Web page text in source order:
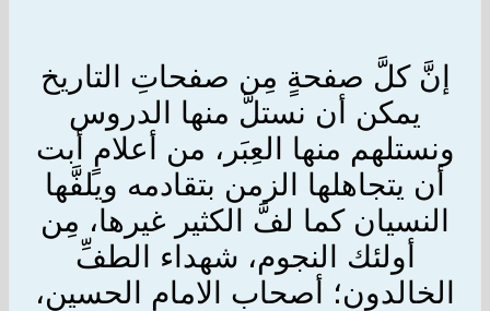
إنَّ كلَّ صفحةٍ مِن صفحاتِ التاريخ
يمكن أن نستلَّ منها الدروس
ونستلهم منها العِبَر، من أعلامٍ أبت
أن يتجاهلها الزمن بتقادمه ويلفَّها
النسيان كما لفَّ الكثير غيرها، مِن
أولئك النجوم، شهداء الطفِّ
الخالدون؛ أصحاب الامام الحسين،